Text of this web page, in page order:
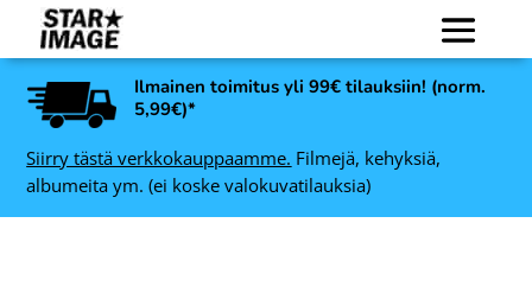
Ilmainen toimitus yli 99€ tilauksiin! (norm.
5,99€)*
Siirry tästä verkkokauppaamme. Filmejä, kehyksiä,
albumeita ym. (ei koske valokuvatilauksia)